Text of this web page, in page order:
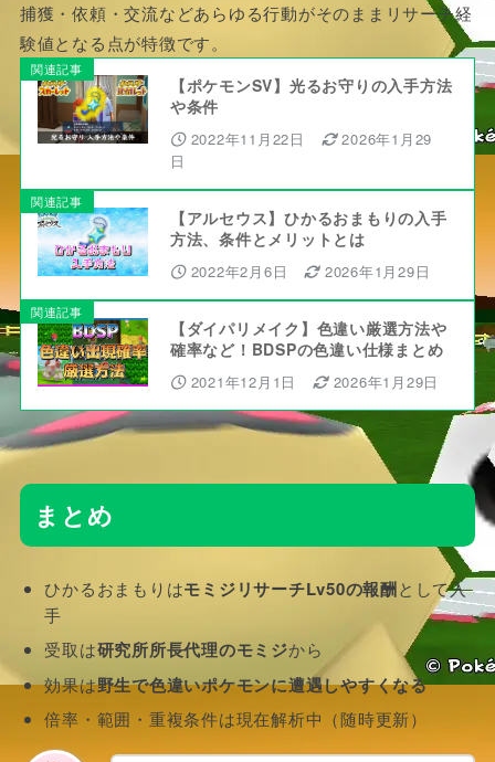
捕獲・依頼・交流などあらゆる行動がそのままリサーチ経
験値となる点が特徴です。
関連記事
【ポケモンSV】光るお守りの入手方法
や条件
2022年11月22日
2026年1月29
日
関連記事
【アルセウス】ひかるおまもりの入手
方法、条件とメリットとは
2022年2月6日 2026年1月29日
関連記事
【ダイパリメイク】色違い厳選方法や
確率など！BDSPの色違い仕様まとめ
2021年12月1日 2026年1月29日
まとめ
ひかるおまもりはモミジリサーチLv50の報酬として入
手
受取は研究所所長代理のモミジから
効果は野生で色違いポケモンに遭遇しやすくなる
倍率・範囲・重複条件は現在解析中（随時更新）